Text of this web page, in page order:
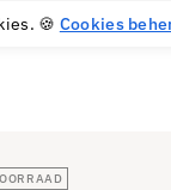
🍪 Cookies